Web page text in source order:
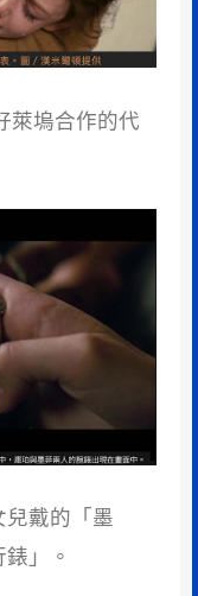
萊塢合作的代
戴的「墨
」。